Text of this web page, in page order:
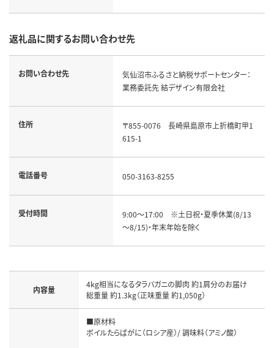
返礼品に関するお問い合わせ先
お問い合わせ先
気仙沼市ふるさと納税サポートセンター：
業務委託先 結デザイン有限会社
住所
〒855-0076　長崎県島原市上折橋町甲1
615-1
電話番号 050-3163-8255
受付時間
9:00～17:00　※土日祝・夏季休業(8/13
～8/15)・年末年始を除く
内容量
4kg相当になるタラバガニの脚肉 約1肩分のお届け
総重量 約1.3kg（正味重量 約1,050g）
■原材料
ボイルたらばがに（ロシア産）/ 調味料（アミノ酸）